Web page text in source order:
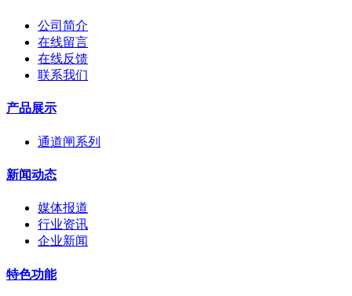
公司简介
在线留言
在线反馈
联系我们
产品展示
通道闸系列
新闻动态
媒体报道
行业资讯
企业新闻
特色功能